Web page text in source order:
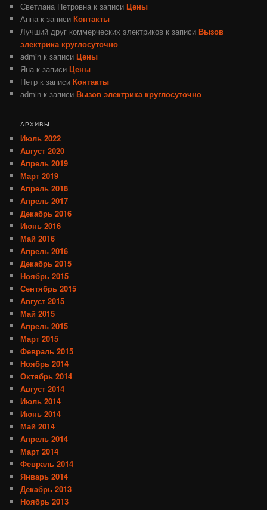
Светлана Петровна к записиЦены
Анна к записиКонтакты
Лучший друг коммерческих электриков к записиВызов
электрика круглосуточно
admin к записиЦены
Яна к записиЦены
Петр к записиКонтакты
admin к записиВызов электрика круглосуточно
АРХИВЫ
Июль 2022
Август 2020
Апрель 2019
Март 2019
Апрель 2018
Апрель 2017
Декабрь 2016
Июнь 2016
Май 2016
Апрель 2016
Декабрь 2015
Ноябрь 2015
Сентябрь 2015
Август 2015
Май 2015
Апрель 2015
Март 2015
Февраль 2015
Ноябрь 2014
Октябрь 2014
Август 2014
Июль 2014
Июнь 2014
Май 2014
Апрель 2014
Март 2014
Февраль 2014
Январь 2014
Декабрь 2013
Ноябрь 2013